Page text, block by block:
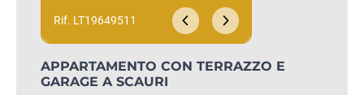
Rif. LT19649511
APPARTAMENTO CON TERRAZZO E
GARAGE A SCAURI